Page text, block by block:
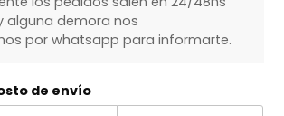
alguna demora nos
por whatsapp para informarte.
de envío